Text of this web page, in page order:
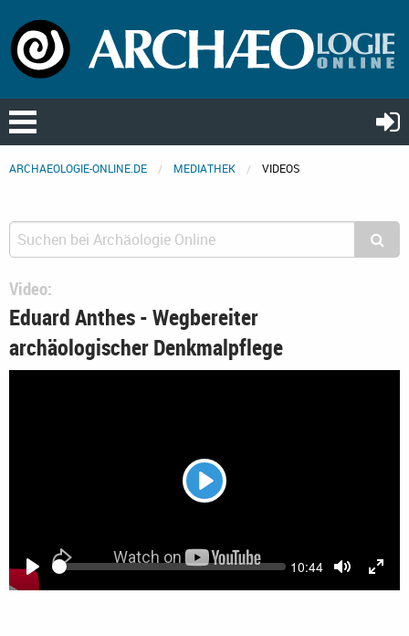
ARCHAEOLOGIE-ONLINE.DE MEDIATHEK VIDEOS
Video:
Eduard Anthes - Wegbereiter
archäologischer Denkmalpflege
Play
Play
Seek Current
10:44